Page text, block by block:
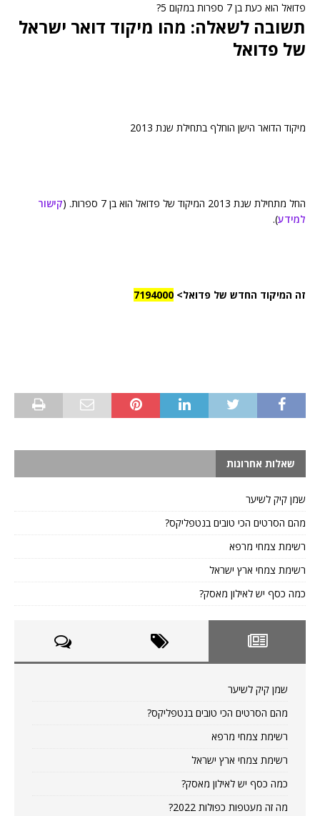
פדואל הוא כעת בן 7 ספרות במקום 5?
תשובה לשאלה: מהו מיקוד דואר ישראל
של פדואל
מיקוד הדואר הישן הוחלף בתחילת שנת 2013
החל מתחילת שנת 2013 המיקוד של פדואל הוא בן 7 ספרות. (
קישור
למידע).
זה המיקוד החדש של פדואל> 7194000
שאלות אחרונות
שמן קיק לשיער
מהם הסרטים הכי טובים בנטפליקס?
רשימת צמחי מרפא
רשימת צמחי ארץ ישראל
כמה כסף יש לאילון מאסק?
שמן קיק לשיער
מהם הסרטים הכי טובים בנטפליקס?
רשימת צמחי מרפא
רשימת צמחי ארץ ישראל
כמה כסף יש לאילון מאסק?
מה זה מעטפות כפולות 2022?